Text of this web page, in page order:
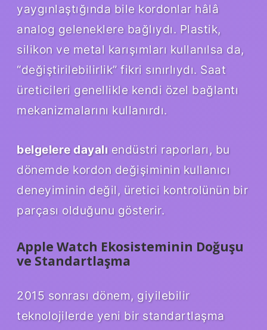
yaygınlaştığında bile kordonlar hâlâ
analog geleneklere bağlıydı. Plastik,
silikon ve metal karışımları kullanılsa da,
“değiştirilebilirlik” fikri sınırlıydı. Saat
üreticileri genellikle kendi özel bağlantı
mekanizmalarını kullanırdı.
belgelere dayalıendüstri raporları, bu
dönemde kordon değişiminin kullanıcı
deneyiminin değil, üretici kontrolünün bir
parçası olduğunu gösterir.
Apple Watch Ekosisteminin Doğuşu
ve Standartlaşma
2015 sonrası dönem, giyilebilir
teknolojilerde yeni bir standartlaşma